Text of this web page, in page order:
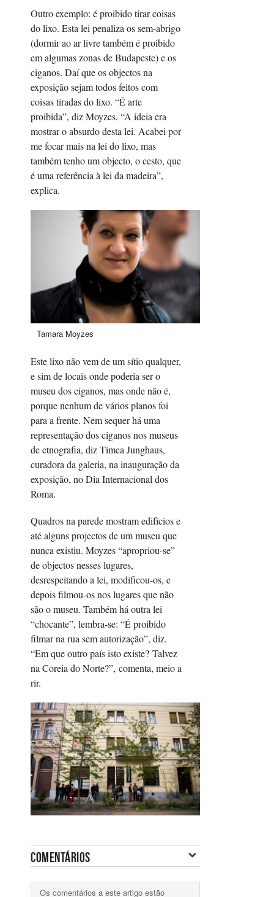
Outro exemplo: é proibido tirar coisas
do lixo. Esta lei penaliza os sem-abrigo
(dormir ao ar livre também é proibido
em algumas zonas de Budapeste) e os
ciganos. Daí que os objectos na
exposição sejam todos feitos com
coisas tiradas do lixo. “É arte
proibida”, diz Moyzes. “A ideia era
mostrar o absurdo desta lei. Acabei por
me focar mais na lei do lixo, mas
também tenho um objecto, o cesto, que
é uma referência à lei da madeira”,
explica.
Tamara Moyzes
Este lixo não vem de um sítio qualquer,
e sim de locais onde poderia ser o
museu dos ciganos, mas onde não é,
porque nenhum de vários planos foi
para a frente. Nem sequer há uma
representação dos ciganos nos museus
de etnografia, diz Timea Junghaus,
curadora da galeria, na inauguração da
exposição, no Dia Internacional dos
Roma.
Quadros na parede mostram edifícios e
até alguns projectos de um museu que
nunca existiu. Moyzes “apropriou-se”
de objectos nesses lugares,
desrespeitando a lei, modificou-os, e
depois filmou-os nos lugares que não
são o museu. Também há outra lei
“chocante”, lembra-se: “É proibido
filmar na rua sem autorização”, diz.
“Em que outro país isto existe? Talvez
na Coreia do Norte?”, comenta, meio a
rir.
COMENTÁRIOS
Os comentários a este artigo estão